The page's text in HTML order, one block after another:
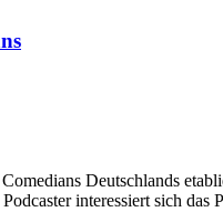
Deutschlands
interessiert sich